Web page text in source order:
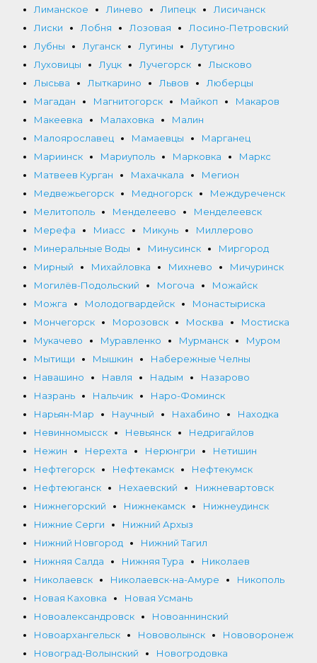
Лиманское
Линево Липецк
Лисичанск
Лиски
Лобня Лозовая
Лосино-Петровский
Лубны
Луганск Лугины
Лутугино
Луховицы
Луцк Лучегорск
Лысково
Лысьва
Лыткарино Львов
Люберцы
Магадан
Магнитогорск Майкоп
Макаров
Макеевка
Малаховка
Малин
Малоярославец
Мамаевцы
Марганец
Мариинск
Мариуполь Марковка
Маркс
Матвеев Курган
Махачкала
Мегион
Медвежьегорск
Медногорск
Междуреченск
Мелитополь
Менделеево
Менделеевск
Мерефа
Миасс Микунь
Миллерово
Минеральные Воды
Минусинск
Миргород
Мирный
Михайловка Михнево
Мичуринск
Могилёв-Подольский
Могоча
Можайск
Можга
Молодогвардейск
Монастыриска
Мончегорск
Морозовск Москва
Мостиска
Мукачево
Муравленко Мурманск
Муром
Мытищи
Мышкин
Набережные Челны
Навашино
Навля Надым
Назарово
Назрань
Нальчик
Наро-Фоминск
Нарьян-Мар
Научный Нахабино
Находка
Невинномысск
Невьянск
Недригайлов
Нежин
Нерехта Нерюнгри
Нетишин
Нефтегорск
Нефтекамск
Нефтекумск
Нефтеюганск
Нехаевский
Нижневартовск
Нижнегорский
Нижнекамск
Нижнеудинск
Нижние Серги
Нижний Архыз
Нижний Новгород
Нижний Тагил
Нижняя Салда
Нижняя Тура
Николаев
Николаевск
Николаевск-на-Амуре
Никополь
Новая Каховка
Новая Усмань
Новоалександровск
Новоаннинский
Новоархангельск
Нововолынск
Нововоронеж
Новоград-Волынский
Новогродовка